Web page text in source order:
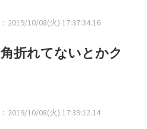
：2019/10/08(火) 17:37:34.16
折れてないとかク
：2019/10/08(火) 17:39:12.14